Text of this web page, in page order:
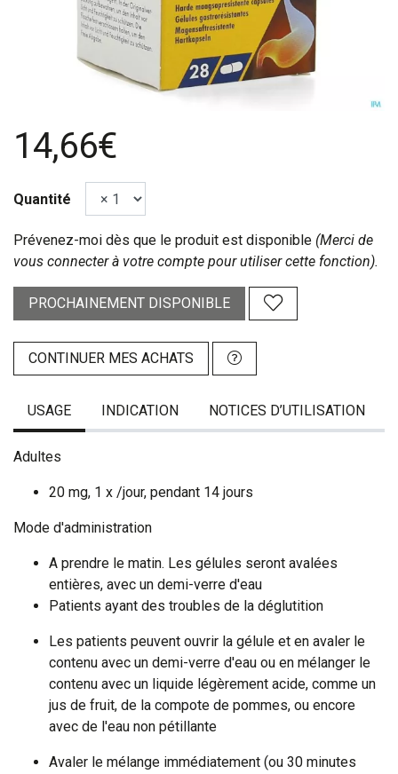
14,66€
Quantité
Prévenez-moi dès que le produit est disponible (Merci de
vous connecter à votre compte pour utiliser cette fonction).
PROCHAINEMENT DISPONIBLE
CONTINUER MES ACHATS
USAGE INDICATION NOTICES D’UTILISATION
Adultes
20 mg, 1 x /jour, pendant 14 jours
Mode d'administration
A prendre le matin. Les gélules seront avalées
entières, avec un demi-verre d'eau
Patients ayant des troubles de la déglutition
Les patients peuvent ouvrir la gélule et en avaler le
contenu avec un demi-verre d'eau ou en mélanger le
contenu avec un liquide légèrement acide, comme un
jus de fruit, de la compote de pommes, ou encore
avec de l'eau non pétillante
Avaler le mélange immédiatement (ou 30 minutes